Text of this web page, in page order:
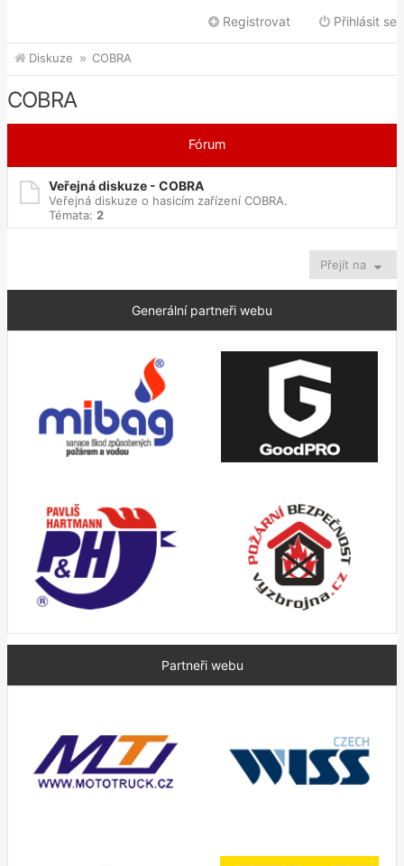
Přihlásit se
Registrovat
Diskuze COBRA
COBRA
Fórum
Veřejná diskuze - COBRA
Veřejná diskuze o hasicím zařízení COBRA.
Témata: 2
Přejít na
Generální partneři webu
Partneři webu